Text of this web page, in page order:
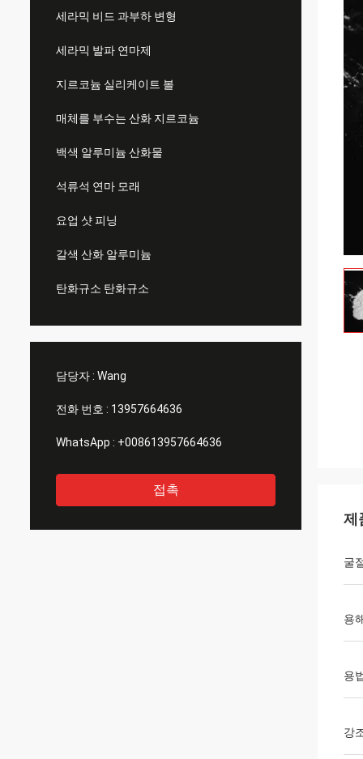
세라믹 비드 과부하 변형
세라믹 발파 연마제
지르코늄 실리케이트 볼
매체를 부수는 산화 지르코늄
백색 알루미늄 산화물
석류석 연마 모래
요업 샷 피닝
갈색 산화 알루미늄
탄화규소 탄화규소
담당자 : Wang
전화 번호 : 13957664636
WhatsApp : +008613957664636
접촉
제
굴
용
용
강